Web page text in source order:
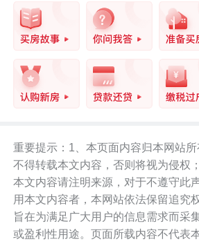
重要提示：1、本页面内容归本网站
不得转载本文内容，否则将视为侵权
本文内容请注明来源，对于不遵守此
用本文内容者，本网站依法保留追究
旨在为满足广大用户的信息需求而采
或盈利性用途。页面所载内容不代表